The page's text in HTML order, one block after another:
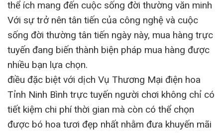
thể ích mang đến cuộc sống đời thường văn minh
Với sự trở nên tân tiến của công nghệ và cuộc
sống đời thường tân tiến ngày này, mua hàng trực
tuyến đang biến thành biện pháp mua hàng được
nhiều bạn lựa chọn.
điều đặc biệt với dịch Vụ Thương Mại điện hoa
Tỉnh Ninh Bình trực tuyến người chơi không chỉ có
tiết kiệm chi phí thời gian mà còn có thể chọn
được bó hoa tươi đẹp nhất nhằm đưa khuyến mãi